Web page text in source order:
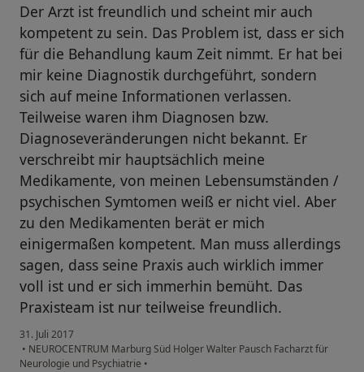
Der Arzt ist freundlich und scheint mir auch
kompetent zu sein. Das Problem ist, dass er sich
für die Behandlung kaum Zeit nimmt. Er hat bei
mir keine Diagnostik durchgeführt, sondern
sich auf meine Informationen verlassen.
Teilweise waren ihm Diagnosen bzw.
Diagnoseveränderungen nicht bekannt. Er
verschreibt mir hauptsächlich meine
Medikamente, von meinen Lebensumständen /
psychischen Symtomen weiß er nicht viel. Aber
zu den Medikamenten berät er mich
einigermaßen kompetent. Man muss allerdings
sagen, dass seine Praxis auch wirklich immer
voll ist und er sich immerhin bemüht. Das
Praxisteam ist nur teilweise freundlich.
31. Juli 2017
• NEUROCENTRUM Marburg Süd Holger Walter Pausch Facharzt für
Neurologie und Psychiatrie •